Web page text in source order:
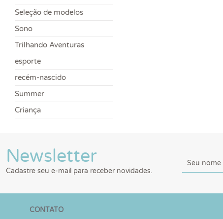
Seleção de modelos
Sono
Trilhando Aventuras
esporte
recém-nascido
Summer
Criança
Newsletter
Cadastre seu e-mail para receber novidades.
CONTATO